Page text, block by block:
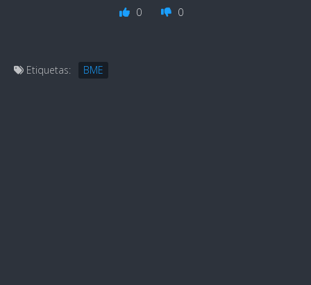
0 0
Etiquetas: BME